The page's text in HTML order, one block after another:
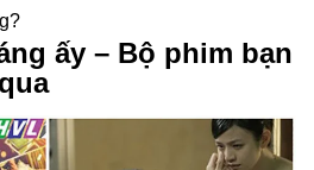
ấy – Bộ phim bạn